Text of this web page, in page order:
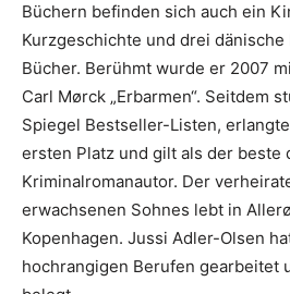
Büchern befinden sich auch ein
Kurzgeschichte und drei
Bücher. Berühmt wurde er 2007
Carl Mørck „Erbarmen“. Seitdem
Spiegel Bestseller-Listen,
ersten Platz und gilt als der beste
Kriminalromanautor. Der
erwachsenen Sohnes lebt in
Kopenhagen. Jussi Adler-Olsen
hochrangigen Berufen gearbeitet